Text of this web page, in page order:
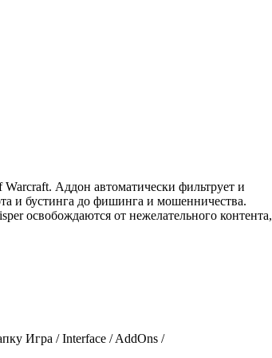
Аддон автоматически фильтрует и
и бустинга до фишинга и мошенничества.
освобождаются от нежелательного контента,
Игра / Interface / AddOns /